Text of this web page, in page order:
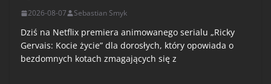
2026-08-07 Sebastian Smyk
Dziś na Netflix premiera animowanego serialu „Ricky
Gervais: Kocie życie” dla dorosłych, który opowiada o
bezdomnych kotach zmagających się z